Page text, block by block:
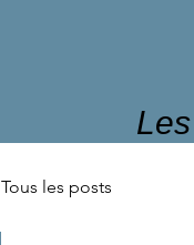
Tous les posts